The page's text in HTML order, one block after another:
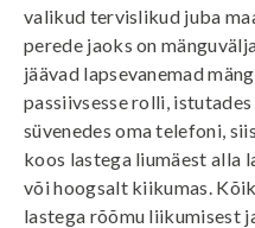
valikud tervislikud juba
perede jaoks on
jäävad lapsevanemad
passiivsesse rolli,
süvenedes oma telefoni,
koos lastega liumäest alla
või hoogsalt kiikumas.
lastega rõõmu liikumisest